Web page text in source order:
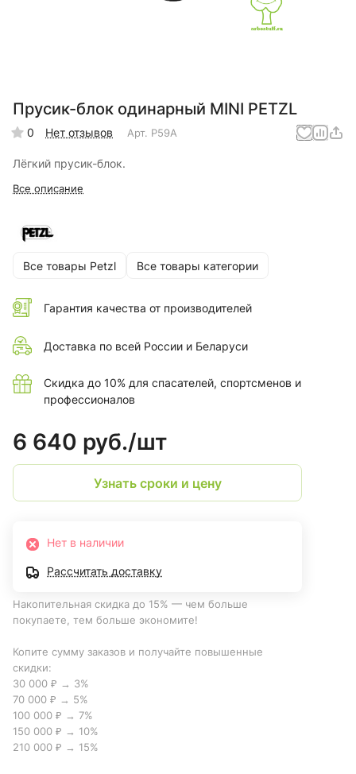
Прусик-блок одинарный MINI PETZL
0 Нет отзывов Арт. P59A
Лёгкий прусик-блок.
Все описание
Все товары Petzl Все товары категории
Гарантия качества от производителей
Доставка по всей России и Беларуси
Скидка до 10% для спасателей, спортсменов и
профессионалов
6 640 руб./шт
Узнать сроки и цену
Нет в наличии
Рассчитать доставку
Накопительная скидка до 15% — чем больше
покупаете, тем больше экономите!
Копите сумму заказов и получайте повышенные
скидки:
30 000 ₽ → 3%
70 000 ₽ → 5%
100 000 ₽ → 7%
150 000 ₽ → 10%
210 000 ₽ → 15%